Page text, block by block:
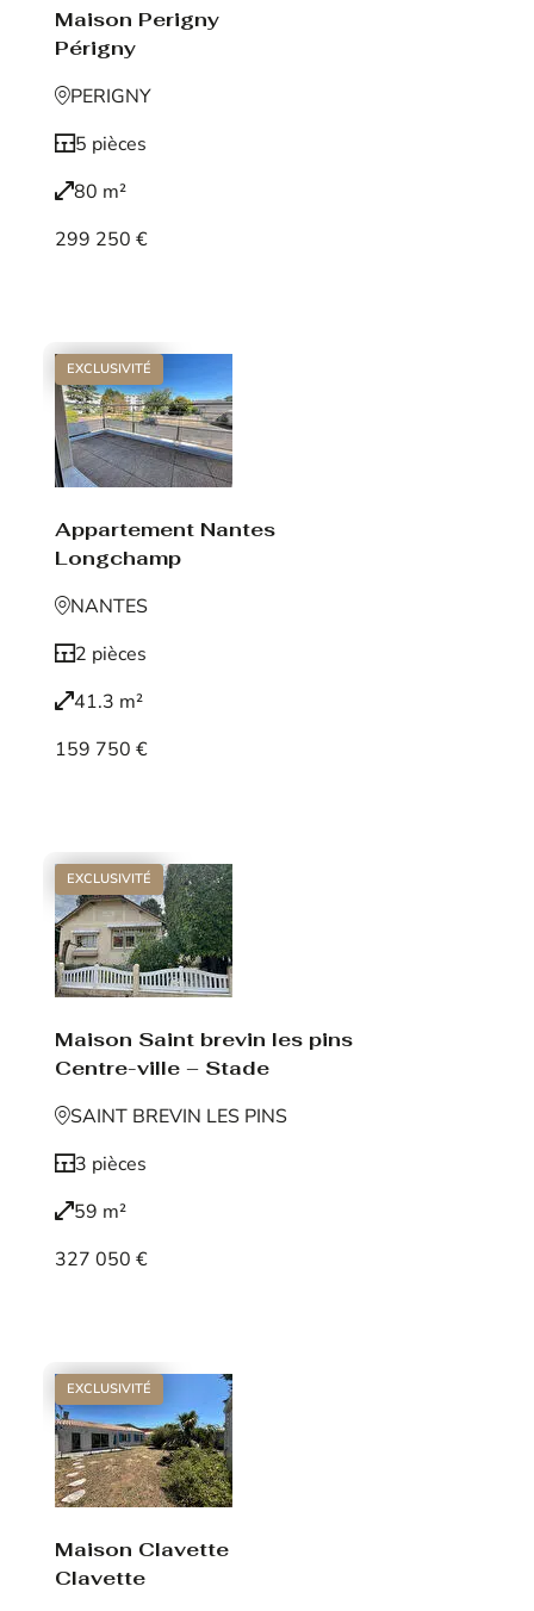
Maison Perigny
Périgny
PERIGNY
5 pièces
80 m²
299 250 €
EXCLUSIVITÉ
Appartement Nantes
Longchamp
NANTES
2 pièces
41.3 m²
159 750 €
EXCLUSIVITÉ
Maison Saint brevin les pins
Centre-ville – Stade
SAINT BREVIN LES PINS
3 pièces
59 m²
327 050 €
EXCLUSIVITÉ
Maison Clavette
Clavette